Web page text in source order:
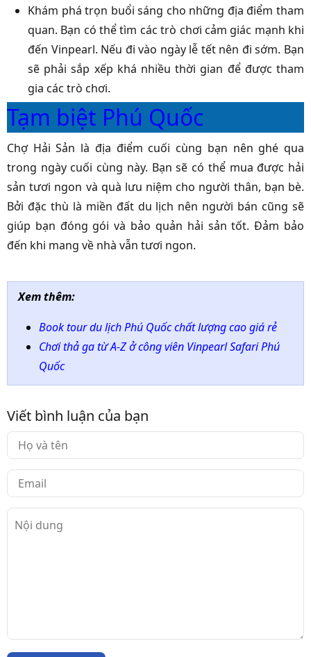
Khám phá trọn buổi sáng cho những địa điểm tham
quan. Bạn có thể tìm các trò chơi cảm giác mạnh khi
đến Vinpearl. Nếu đi vào ngày lễ tết nên đi sớm. Bạn
sẽ phải sắp xếp khá nhiều thời gian để được tham
gia các trò chơi.
Tạm biệt Phú Quốc
Chợ Hải Sản là địa điểm cuối cùng bạn nên ghé qua
trong ngày cuối cùng này. Bạn sẽ có thể mua được hải
sản tươi ngon và quà lưu niệm cho người thân, bạn bè.
Bởi đặc thù là miền đất du lịch nên người bán cũng sẽ
giúp bạn đóng gói và bảo quản hải sản tốt. Đảm bảo
đến khi mang về nhà vẫn tươi ngon.
Xem thêm:
Book tour du lịch Phú Quốc chất lượng cao giá rẻ
Chơi thả ga từ A-Z ở công viên Vinpearl Safari Phú
Quốc
Viết bình luận của bạn